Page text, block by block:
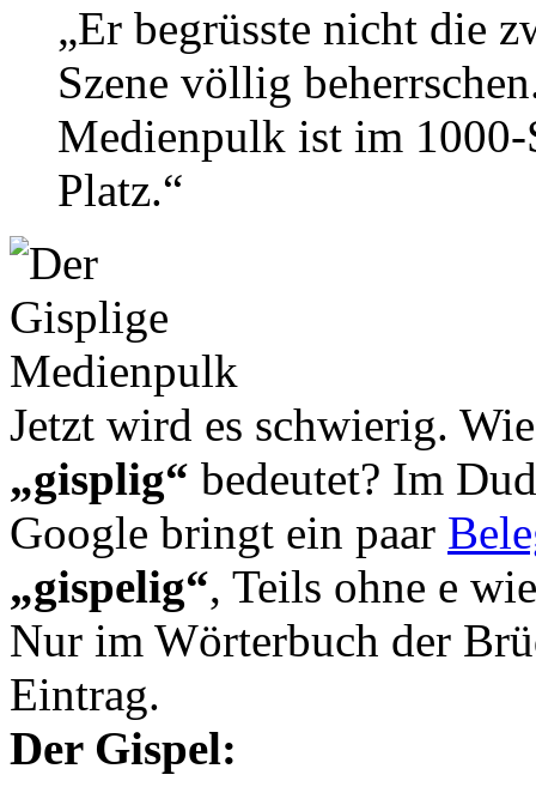
„Er begrüsste nicht die
Szene völlig
Medienpulk ist im
Platz.“
Jetzt wird es schwierig.
„gisplig“ bedeutet? Im
Google bringt ein paar
„gispelig“, Teils ohne e
Nur im Wörterbuch der
Eintrag.
Der Gispel: